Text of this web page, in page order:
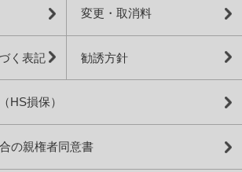
変更・取消料
く表記 勧誘方針
HS損保）
の親権者同意書